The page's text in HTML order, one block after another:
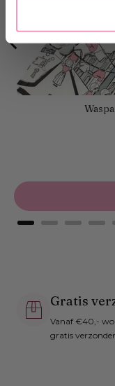
Gratis
Vanaf €40,-
gratis